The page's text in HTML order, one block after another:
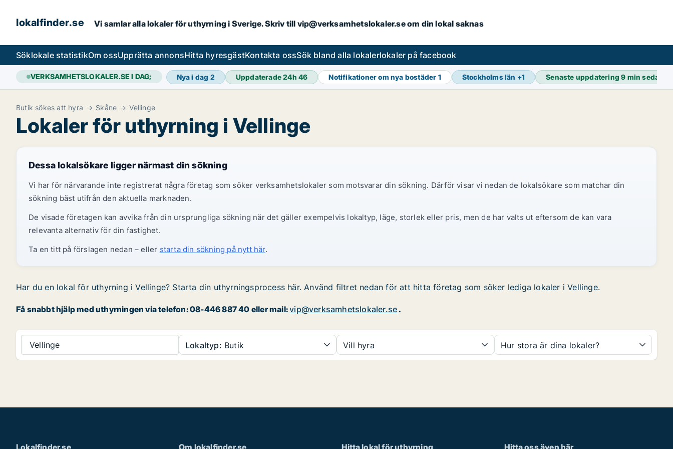
lokalfinder.se Vi samlar alla lokaler för uthyrning i Sverige. Skriv till vip@verksamhetslokaler.se om din lokal saknas
Söklokale statistikOm ossUpprätta annonsHitta hyresgästKontakta ossSök bland alla lokalerlokaler på facebook
VERKSAMHETSLOKALER.SE I DAG; Nya i dag 2 Uppdaterade 24h46 Notifikationer om nya bostäder 1 Stockholms län +1 Senaste uppdatering9 min sedan
Butik sökes att hyra Skåne Vellinge
Lokaler för uthyrning i Vellinge
Dessa lokalsökare ligger närmast din sökning
Vi har för närvarande inte registrerat några företag som söker verksamhetslokaler som motsvarar din sökning. Därför visar vi nedan de lokalsökare som matchar din
sökning bäst utifrån den aktuella marknaden.
De visade företagen kan avvika från din ursprungliga sökning när det gäller exempelvis lokaltyp, läge, storlek eller pris, men de har valts ut eftersom de kan vara
relevanta alternativ för din fastighet.
Ta en titt på förslagen nedan – eller starta din sökning på nytt här.
Har du en lokal för uthyrning i Vellinge? Starta din uthyrningsprocess här. Använd filtret nedan för att hitta företag som söker lediga lokaler i Vellinge.
Få snabbt hjälp med uthyrningen via telefon: 08-446 887 40 eller mail:vip@verksamhetslokaler.se.
Vellinge Lokaltyp: Butik Vill hyra Hur stora är dina lokaler?
Lokalfinder.se Om lokalfinder.se Hitta lokal för uthyrning Hitta oss även här